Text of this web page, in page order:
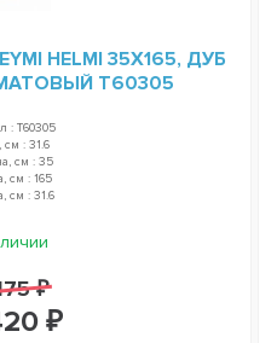
HELMI 35Х165, ДУБ
T60305
: T60305
см : 31.6
см : 35
см : 165
см : 31.6
₽
₽